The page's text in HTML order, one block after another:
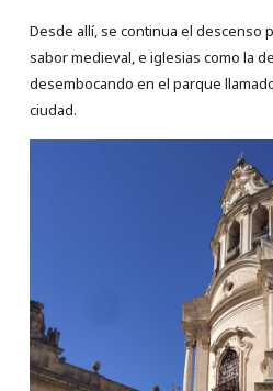
Desde allí, se continua el descenso
sabor medieval, e iglesias como la
desembocando en el parque
ciudad.